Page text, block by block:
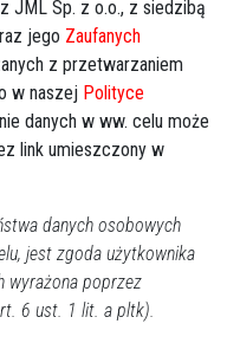
„Z Orlika na
i piłki dla
JML Sp. z o.o., z siedzibą
jego Zaufanych
z przetwarzaniem
w naszej Polityce
danych w ww. celu może
link umieszczony w
danych osobowych
jest zgoda użytkownika
wyrażona poprzez
6 ust. 1 lit. a pltk).